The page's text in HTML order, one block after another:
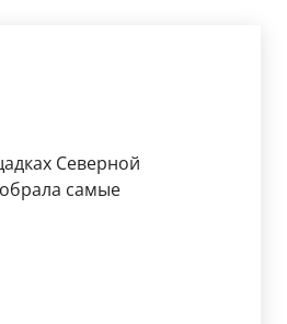
Северной
самые